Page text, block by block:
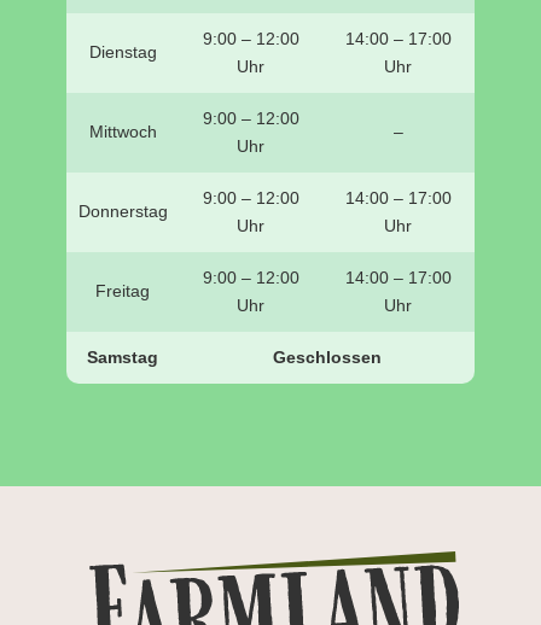
Dienstag
9:00 – 12:00
Uhr
14:00 – 17:00
Uhr
Mittwoch
9:00 – 12:00
Uhr
–
Donnerstag
9:00 – 12:00
Uhr
14:00 – 17:00
Uhr
Freitag
9:00 – 12:00
Uhr
14:00 – 17:00
Uhr
Samstag Geschlossen